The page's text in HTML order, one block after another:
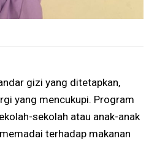
gizi yang ditetapkan,
yang mencukupi. Program
sekolah atau anak-anak
terhadap makanan